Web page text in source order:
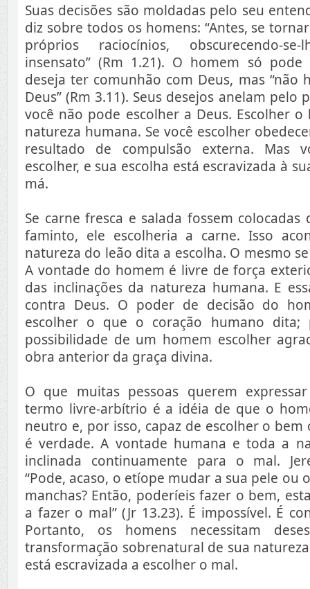
Suas decisões são moldadas pelo seu
diz sobre todos os homens: “Antes, se
próprios raciocínios, obscurecendo-
insensato” (Rm 1.21). O homem só
deseja ter comunhão com Deus, mas “não
Deus” (Rm 3.11). Seus desejos anelam pelo
você não pode escolher a Deus. Escolher
natureza humana. Se você escolher
resultado de compulsão externa. Mas
escolher, e sua escolha está escravizada à
má.
Se carne fresca e salada fossem
faminto, ele escolheria a carne. Isso
natureza do leão dita a escolha. O mesmo
A vontade do homem é livre de força
das inclinações da natureza humana. E
contra Deus. O poder de decisão do
escolher o que o coração humano dita;
possibilidade de um homem escolher
obra anterior da graça divina.
O que muitas pessoas querem
termo livre-arbítrio é a idéia de que o
neutro e, por isso, capaz de escolher o bem
é verdade. A vontade humana e toda a
inclinada continuamente para o mal.
“Pode, acaso, o etíope mudar a sua pele ou
manchas? Então, poderíeis fazer o bem,
a fazer o mal” (Jr 13.23). É impossível. É
Portanto, os homens necessitam
transformação sobrenatural de sua
está escravizada a escolher o mal.